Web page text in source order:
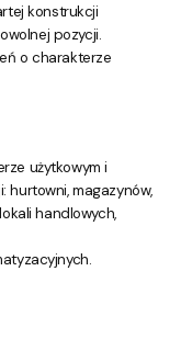
konstrukcji
pozycji.
o charakterze
użytkowym i
hurtowni, magazynów,
handlowych,